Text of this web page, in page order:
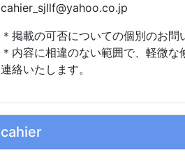
cahier_sjllf@yahoo.co.jp
＊掲載の可否についての個別のお問
＊内容に相違のない範囲で、軽微
連絡いたします。
cahier